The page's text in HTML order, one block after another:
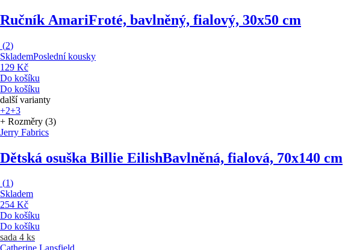
Ručník AmariFroté, bavlněný, fialový, 30x50 cm
(2)
SklademPoslední kousky
129 Kč
Do košíku
Do košíku
další varianty
+2+3
+ Rozměry (3)
Jerry Fabrics
Dětská osuška Billie EilishBavlněná, fialová, 70x140 cm
(1)
Skladem
254 Kč
Do košíku
Do košíku
sada 4 ks